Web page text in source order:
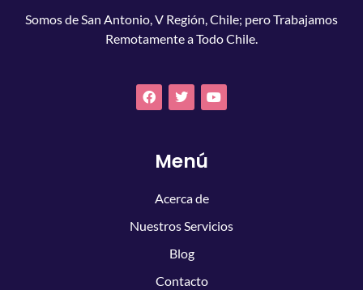
Somos de San Antonio, V Región, Chile; pero Trabajamos
Remotamente a Todo Chile.
Menú
Acerca de
Nuestros Servicios
Blog
Contacto